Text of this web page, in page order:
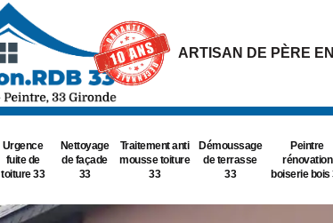
ARTISAN DE PÈRE
Urgence
fuite de
toiture 33
Nettoyage
de façade
33
Traitement anti
mousse toiture
33
Démoussage
de terrasse
33
Peintre
rénovation
boiserie bois